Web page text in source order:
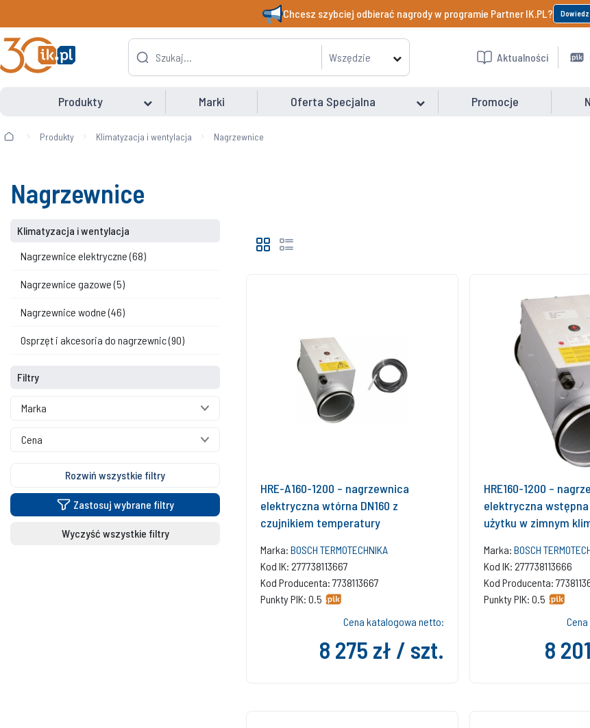
Chcesz szybciej odbierać nagrody w programie Partner IK.PL?
Wszędzie Aktualności
Produkty Marki Oferta Specjalna Promocje
Produkty Klimatyzacja i wentylacja Nagrzewnice
Nagrzewnice
Klimatyzacja i wentylacja
Nagrzewnice elektryczne(68)
Nagrzewnice gazowe(5)
Nagrzewnice wodne(46)
Osprzęt i akcesoria do nagrzewnic(90)
Filtry
Marka
Cena
Rozwiń wszystkie filtry
Zastosuj wybrane filtry
Wyczyść wszystkie filtry
HRE-A160-1200 – nagrzewnica
elektryczna wtórna DN160 z
czujnikiem temperatury
Marka: BOSCH TERMOTECHNIKA
Kod IK: 277738113667
Kod Producenta: 7738113667
Punkty PIK: 0.5
Cena katalogowa netto:
8 275 zł / szt.
HRE160-1200 –
elektryczna wstępna
użytku w zimnym
Marka: BOSCH
Kod IK: 277738113666
Kod Producenta:
Punkty PIK: 0.5
8